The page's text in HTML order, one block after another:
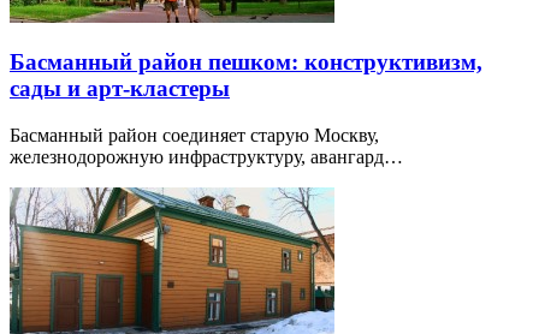
Басманный район пешком: конструктивизм,
сады и арт-кластеры
Басманный район соединяет старую Москву,
железнодорожную инфраструктуру, авангард…